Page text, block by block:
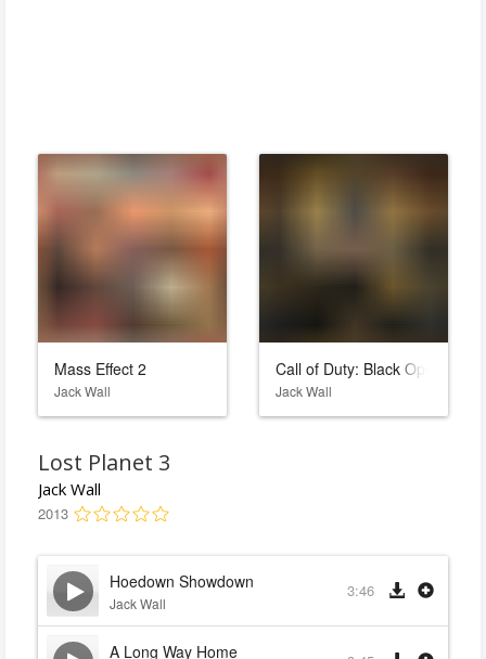
Mass Effect 2
Jack Wall
Call of Duty: Black Ops 4
Jack Wall
Lost Planet 3
Jack Wall
2013
Hoedown Showdown
Jack Wall
3:46
A Long Way Home